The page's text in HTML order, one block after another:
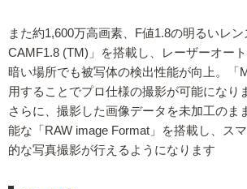
また約1,600万高画素、F値1.8の明るいレ
CAMF1.8 (TM)」を搭載し、レーザーオー
暗い場所でも被写体の検出性能が向上。「
用することでプロ仕様の撮影が可能になり
さらに、撮影した画像データを未加工のま
能な「RAW image Format」を搭載し、ス
的な写真撮影が行えるようになります